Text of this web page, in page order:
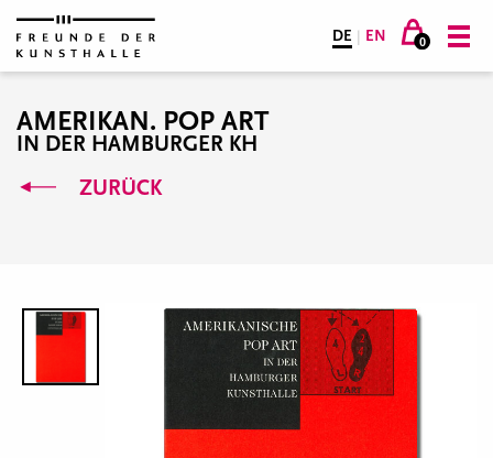
DE | EN 0
AMERIKAN. POP ART
IN DER HAMBURGER KH
ZURÜCK